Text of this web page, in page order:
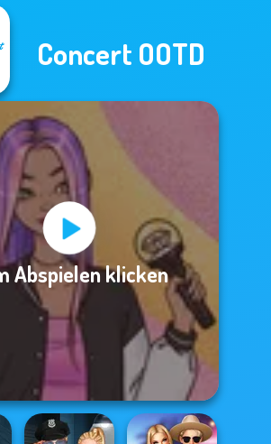
Concert OOTD
Abspielen klicken